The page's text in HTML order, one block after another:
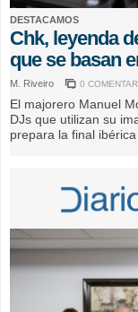
DESTACAMOS
Chk, leyenda
que se basan
M. Riveiro 0
El majorero Manuel
DJs que utilizan su
prepara la final ibérica